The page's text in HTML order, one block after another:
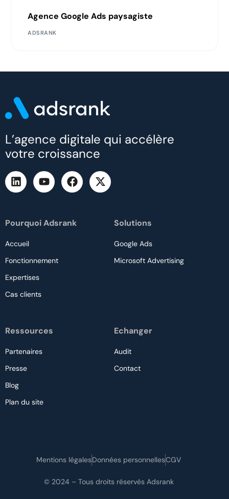
Agence Google Ads paysagiste
ADSRANK
L’agence digitale qui accélère
votre croissance
Pourquoi Adsrank
Accueil
Fonctionnement
Expertises
Cas clients
Solutions
Google Ads
Microsoft Advertising
Ressources
Partenaires
Presse
Blog
Plan du site
Echanger
Audit
Contact
© 2024 – Tous droits réservés Adsrank
Mentions légalesDonnées personnellesCGV
Audit gratuit